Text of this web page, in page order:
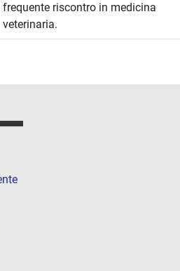
frequente riscontro in medicina
veterinaria.